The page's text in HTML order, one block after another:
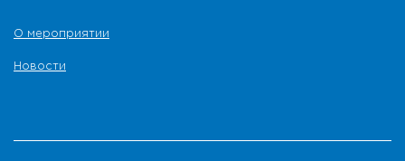
О мероприятии
Новости